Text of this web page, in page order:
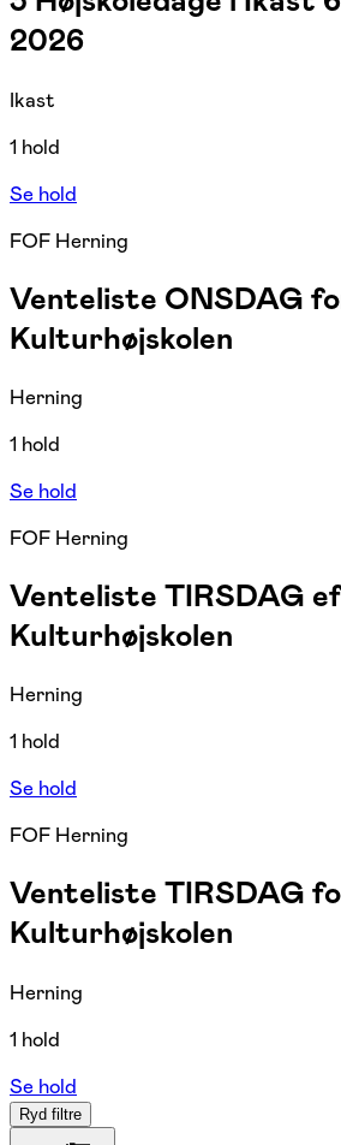
2026
Ikast
1 hold
Se hold
FOF Herning
Venteliste ONSDAG
Kulturhøjskolen
Herning
1 hold
Se hold
FOF Herning
Venteliste TIRSDAG
Kulturhøjskolen
Herning
1 hold
Se hold
FOF Herning
Venteliste TIRSDAG
Kulturhøjskolen
Herning
1 hold
Se hold
Ryd filtre